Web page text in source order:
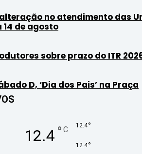
no atendimento das
14 de agosto
sobre prazo do ITR
D, ‘Dia dos Pais’ na Praça
12.4 ° C 12.4°
12.4°